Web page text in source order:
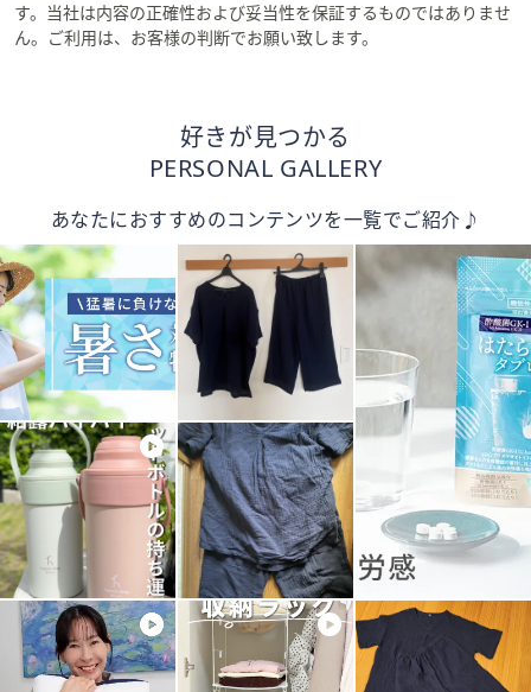
す。当社は内容の正確性および妥当性を保証するものではありませ
ん。ご利用は、お客様の判断でお願い致します。
好きが見つかる
PERSONAL GALLERY
あなたにおすすめのコンテンツを一覧でご紹介♪